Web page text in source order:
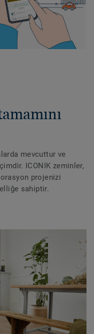
mevcuttur ve
ICONIK zeminler,
projenizi
sahiptir.